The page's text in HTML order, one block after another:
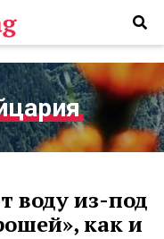
воду из-под
как и